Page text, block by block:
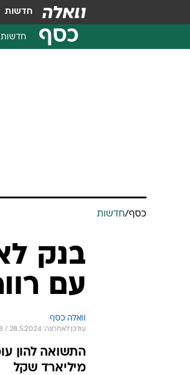
חדשות
כסף חדשות
כסף/חדשות
בנק
עם רווח של 2.8
וואלה כסף
עודכן לאחרונה: 28.5.2024 / 8:28
מיליארד שקל